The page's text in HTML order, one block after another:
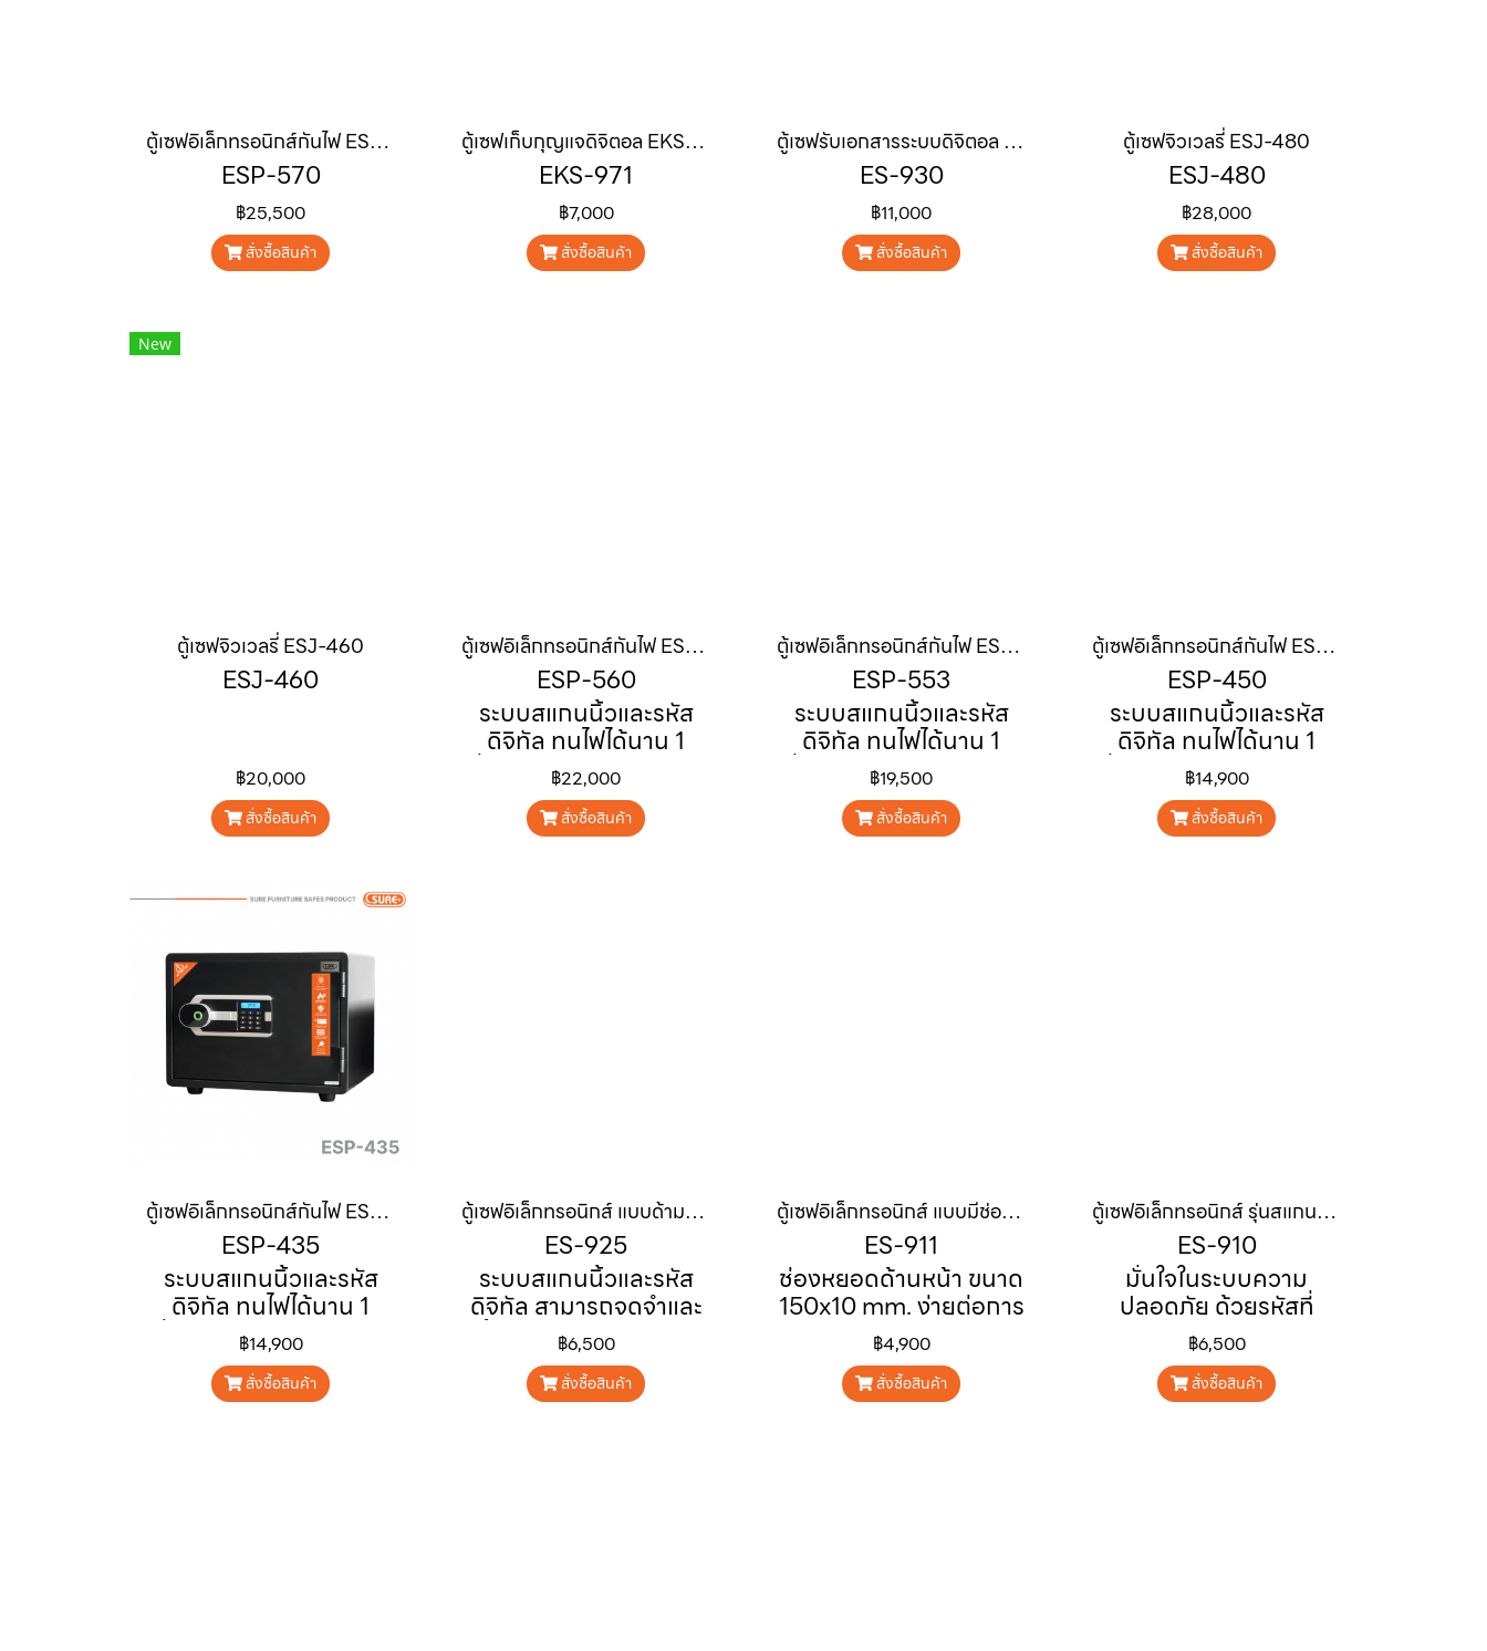
ตู้เซฟอิเล็กทรอนิกส์กันไฟ ESP-570
ESP-570
฿25,500
สั่งซื้อสินค้า
ตู้เซฟเก็บกุญแจดิจิตอล EKS-971
EKS-971
฿7,000
สั่งซื้อสินค้า
ตู้เซฟรับเอกสารระบบดิจิตอล ES-930
ES-930
฿11,000
สั่งซื้อสินค้า
ตู้เซฟจิวเวลรี่ ESJ-480
ESJ-480
฿28,000
สั่งซื้อสินค้า
New
ตู้เซฟจิวเวลรี่ ESJ-460
ESJ-460
฿20,000
สั่งซื้อสินค้า
ตู้เซฟอิเล็กทรอนิกส์กันไฟ ESP-560
ESP-560
ระบบสแกนนิ้วและรหัส
ดิจิทัล ทนไฟได้นาน 1
ชั่วโมง สามารถจดจำและ
ตั้งรหัสลายนิ้วมือได้ถึง
80 ลายนิ้วมือ
฿22,000
สั่งซื้อสินค้า
ตู้เซฟอิเล็กทรอนิกส์กันไฟ ESP-553
ESP-553
ระบบสแกนนิ้วและรหัส
ดิจิทัล ทนไฟได้นาน 1
ชั่วโมง สามารถจดจำและ
ตั้งรหัสลายนิ้วมือได้ถึง
80 ลายนิ้วมือ
฿19,500
สั่งซื้อสินค้า
ตู้เซฟอิเล็กทรอนิกส์กันไฟ ESP-450
ESP-450
ระบบสแกนนิ้วและรหัส
ดิจิทัล ทนไฟได้นาน 1
ชั่วโมง สามารถจดจำและ
ตั้งรหัสลายนิ้วมือได้ถึง
80 ลายนิ้วมือ
฿14,900
สั่งซื้อสินค้า
ตู้เซฟอิเล็กทรอนิกส์กันไฟ ESP-435
ESP-435
ระบบสแกนนิ้วและรหัส
ดิจิทัล ทนไฟได้นาน 1
ชั่วโมง สามารถจดจำและ
ตั้งรหัสลายนิ้วมือได้ถึง
80 ลายนิ้วมือ
฿14,900
สั่งซื้อสินค้า
ตู้เซฟอิเล็กทรอนิกส์ แบบด้ามจับสแกนนิ้ว ES-925
ES-925
ระบบสแกนนิ้วและรหัส
ดิจิทัล สามารถจดจำและ
ตั้งรหัสลายนิ้วมือได้ถึง
50 ลายนิ้วมือ
฿6,500
สั่งซื้อสินค้า
ตู้เซฟอิเล็กทรอนิกส์ แบบมีช่องหยอด ES-911
ES-911
ช่องหยอดด้านหน้า ขนาด
150x10 mm. ง่ายต่อการ
เก็บเงินสด หรือเอกสาร
สำคัญต่างๆ เหมาะสำหรับ
การใช้งาน แคชเชียร์ ร้าน
฿4,900
สั่งซื้อสินค้า
ตู้เซฟอิเล็กทรอนิกส์ รุ่นสแกนนิ้ว ES-910
ES-910
มั่นใจในระบบความ
ปลอดภัย ด้วยรหัสที่
กำหนดได้เอง 3-8 หลัก
และเพิ่มความปลอดภัย
มากยิ่งขึ้นด้วยระบบ
฿6,500
สั่งซื้อสินค้า